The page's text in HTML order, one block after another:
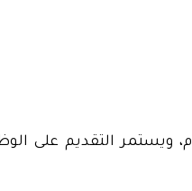
- متاح التقديم من اليوم الثلاثاء بتاريخ 1443/10/09هـ الموافق